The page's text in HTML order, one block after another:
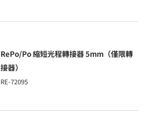
RePo/Po 縮短光程轉接器 5mm（僅限轉
接器）
RE-72095